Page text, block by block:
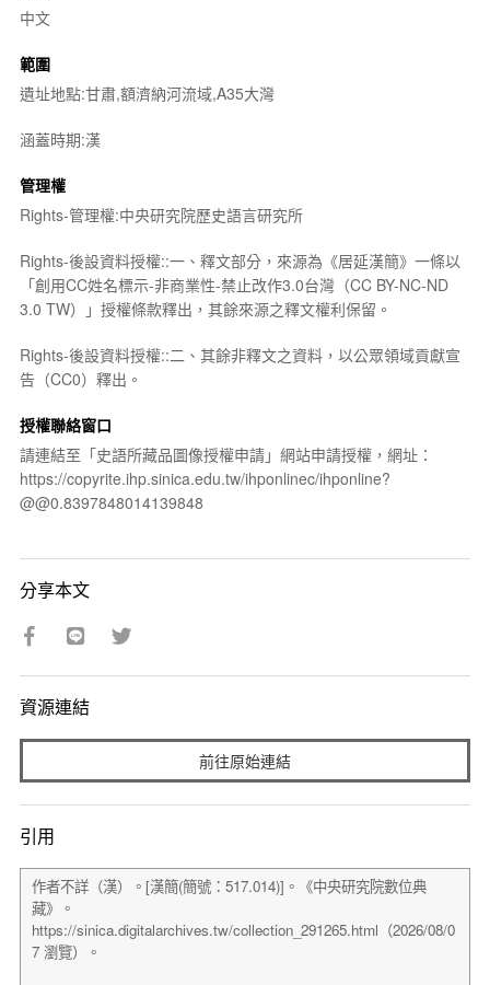
中文
範圍
遺址地點:甘肅,額濟納河流域,A35大灣
涵蓋時期:漢
管理權
Rights-管理權:中央研究院歷史語言研究所
Rights-後設資料授權::一、釋文部分，來源為《居延漢簡》一條以
「創用CC姓名標示-非商業性-禁止改作3.0台灣（CC BY-NC-ND
3.0 TW）」授權條款釋出，其餘來源之釋文權利保留。
Rights-後設資料授權::二、其餘非釋文之資料，以公眾領域貢獻宣
告（CC0）釋出。
授權聯絡窗口
請連結至「史語所藏品圖像授權申請」網站申請授權，網址：
https://copyrite.ihp.sinica.edu.tw/ihponlinec/ihponline?
@@0.8397848014139848
分享本文
資源連結
前往原始連結
引用